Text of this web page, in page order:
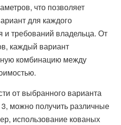
что позволяет
для каждого
и требований владельца. От
каждый вариант
комбинацию между
от выбранного варианта
можно получить различные
использование кованых